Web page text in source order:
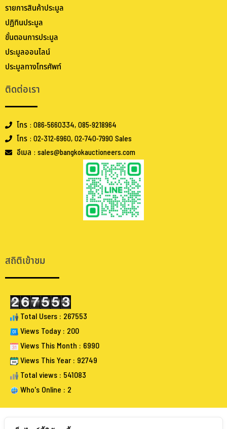
รายการสินค้าประมูล
ปฏิทินประมูล
ขั้นตอนการประมูล
ประมูลออนไลน์
ประมูลทางโทรศัพท์
ติดต่อเรา
โทร : 086-5660334, 085-9218964
โทร : 02-312-6960, 02-740-7990 Sales
อีเมล : sales@bangkokauctioneers.com
สถิติเข้าชม
Total Users : 267553
Views Today : 200
Views This Month : 6990
Views This Year : 92749
Total views : 541083
Who's Online : 2